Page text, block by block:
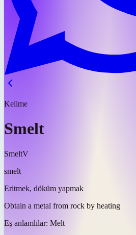
Kelime
Smelt
SmeltV
smelt
Eritmek, döküm yapmak
Obtain a metal from rock by heating
Eş anlamlılar: Melt